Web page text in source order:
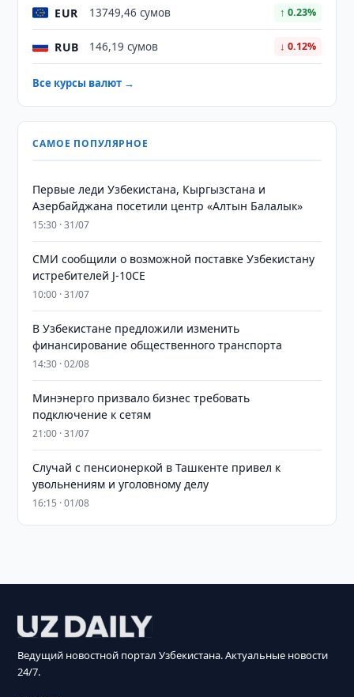
EUR 13749,46 сумов ↑ 0.23%
RUB 146,19 сумов ↓ 0.12%
Все курсы валют →
САМОЕ ПОПУЛЯРНОЕ
Первые леди Узбекистана, Кыргызстана и
Азербайджана посетили центр «Алтын Балалык»
15:30 · 31/07
СМИ сообщили о возможной поставке Узбекистану
истребителей J-10CE
10:00 · 31/07
В Узбекистане предложили изменить
финансирование общественного транспорта
14:30 · 02/08
Минэнерго призвало бизнес требовать
подключение к сетям
21:00 · 31/07
Случай с пенсионеркой в Ташкенте привел к
увольнениям и уголовному делу
16:15 · 01/08
Ведущий новостной портал Узбекистана. Актуальные новости
24/7.